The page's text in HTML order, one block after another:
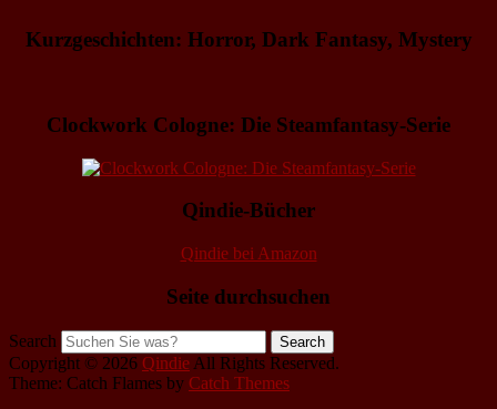
Kurzgeschichten: Horror, Dark Fantasy, Mystery
Clockwork Cologne: Die Steamfantasy-Serie
Qindie-Bücher
Qindie bei Amazon
Seite durchsuchen
Search
Copyright © 2026 Qindie All Rights Reserved.
Theme: Catch Flames by Catch Themes